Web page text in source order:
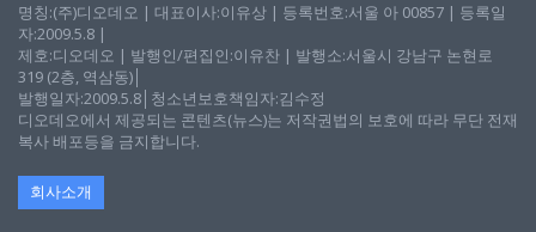
명칭:(주)디오데오 | 대표이사:이유상 | 등록번호:서울 아 00857 | 등록일
자:2009.5.8 |
제호:디오데오 | 발행인/편집인:이유찬 | 발행소:서울시 강남구 논현로
319 (2층, 역삼동)│
발행일자:2009.5.8│청소년보호책임자:김수정
디오데오에서 제공되는 콘텐츠(뉴스)는 저작권법의 보호에 따라 무단 전재
복사 배포등을 금지합니다.
회사소개